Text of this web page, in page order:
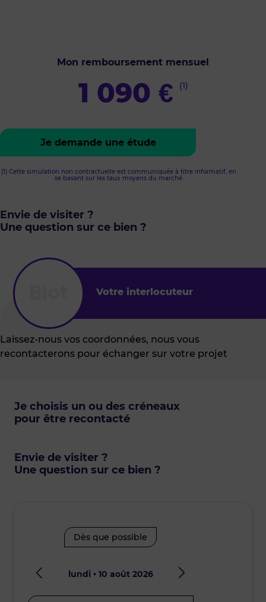
Mon remboursement mensuel
1 090 € (1)
Je demande une étude
(1) Cette simulation non contractuelle est communiquée à titre informatif, en
se basant sur les taux moyens du marché.
Envie de visiter ?
Une question sur ce bien ?
Votre interlocuteur
Laissez-nous vos coordonnées, nous vous
recontacterons pour échanger sur votre projet
Je choisis un ou des créneaux
pour être recontacté
Envie de visiter ?
Une question sur ce bien ?
Dès que possible
lundi • 10 août 2026